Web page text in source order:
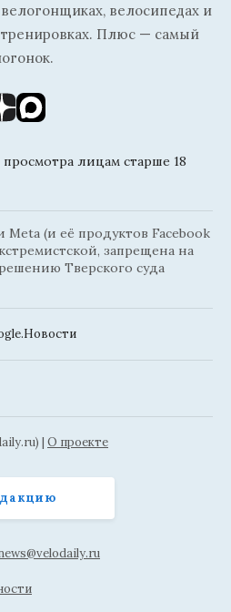
велогонщиках, велосипедах и
Плюс — самый
лицам старше 18
(и её продуктов Facebook
запрещена на
Тверского суда
| О проекте